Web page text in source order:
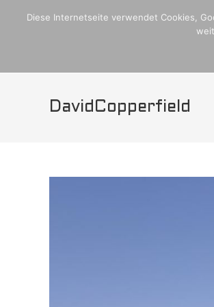
Home Crew,Schiff und Media
DavidCopperfield
Diese Internetseite verwendet Cookies,